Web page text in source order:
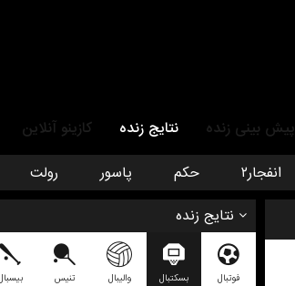
پیش بینی زنده نتایج زنده کازینو آنلاین
انفجار۲ حکم پاسور رولت
نتایج زنده
فوتبال بسکتبال والیبال تنیس